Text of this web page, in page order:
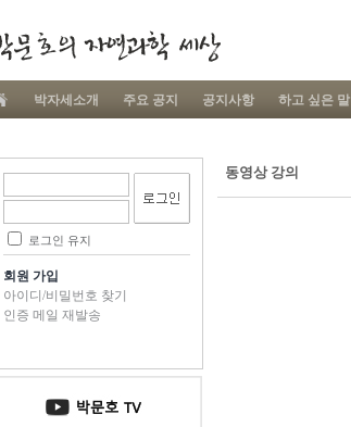
박자세소개 주요 공지 공지사항 하고 싶은 말
로그인 유지
회원 가입
아이디/비밀번호 찾기
인증 메일 재발송
동영상 강의